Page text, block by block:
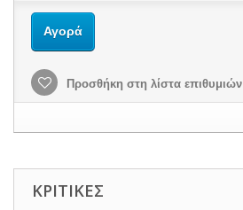
Αγορά
Προσθήκη στη λίστα επιθυμιών
ΚΡΙΤΙΚΈΣ